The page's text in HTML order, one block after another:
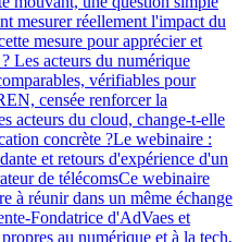
mesurer réellement l'impact du
mesure pour apprécier et
Les acteurs du numérique
vérifiables pour
censée renforcer la
acteurs du cloud, change-t-elle
concrète ?Le webinaire :
et retours d'expérience d'un
de télécomsCe webinaire
à réunir dans un même échange
Fondatrice d'AdVaes et
au numérique et à la tech,